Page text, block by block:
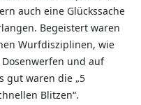
auch eine Glückssache
Begeistert waren
Wurfdisziplinen, wie
und auf
gut waren die „5
Blitzen“.